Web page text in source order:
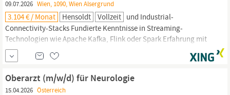
09.07.2026 Wien, 1090, Wien Alsergrund
3.104 € / Monat Hensoldt Vollzeit und Industrial-
Connectivity-Stacks Fundierte Kenntnisse in Streaming-
Technologien wie Apache Kafka, Flink oder Spark Erfahrung mit
AI/ML-Frameworks (PyTorch, Langchain, ONNX) und deren
produktivem Einsatz in verteilten Systemen Sehr gute Kenntnisse
in Python und mindestens einer Systemsprache (Rust, Go oder
C++) Verständnis von Cloud-Infrastrukturen
Oberarzt (m/w/d) für Neurologie
15.04.2026 Österreich